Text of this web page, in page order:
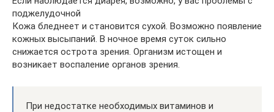
поджелудочной
Кожа бледнеет и становится сухой. Возможно появление
кожных высыпаний. В ночное время суток сильно
снижается острота зрения. Организм истощен и
возникает воспаление органов зрения.
При недостатке необходимых витаминов и